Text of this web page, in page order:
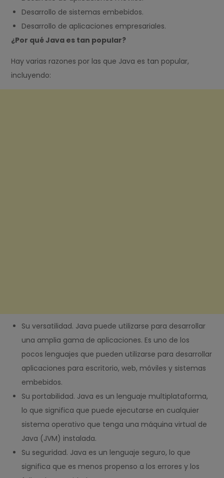
Desarrollo de sistemas embebidos.
Desarrollo de aplicaciones empresariales.
¿Por qué Java es tan popular?
Hay varias razones por las que Java es tan popular,
incluyendo:
Su versatilidad. Java puede utilizarse para desarrollar
una amplia gama de aplicaciones. Es uno de los
pocos lenguajes que pueden utilizarse para desarrollar
aplicaciones para escritorio, web, móviles y sistemas
embebidos.
Su portabilidad. Java es un lenguaje multiplataforma,
lo que significa que puede ejecutarse en cualquier
sistema operativo que tenga una máquina virtual de
Java (JVM) instalada.
Su seguridad. Java es un lenguaje seguro, lo que
significa que es menos propenso a los errores y los